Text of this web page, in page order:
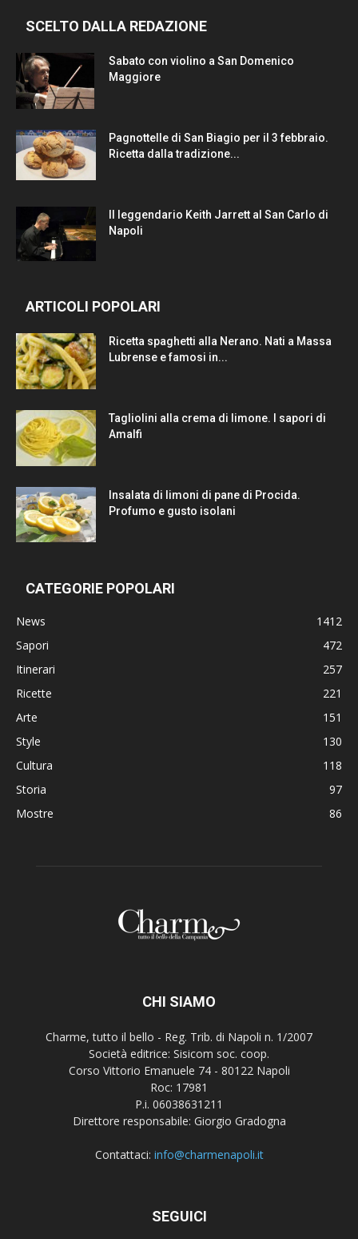
SCELTO DALLA REDAZIONE
Sabato con violino a San Domenico
Maggiore
Pagnottelle di San Biagio per il 3 febbraio.
Ricetta dalla tradizione...
Il leggendario Keith Jarrett al San Carlo di
Napoli
ARTICOLI POPOLARI
Ricetta spaghetti alla Nerano. Nati a Massa
Lubrense e famosi in...
Tagliolini alla crema di limone. I sapori di
Amalfi
Insalata di limoni di pane di Procida.
Profumo e gusto isolani
CATEGORIE POPOLARI
News
1412
Sapori
472
Itinerari
257
Ricette
221
Arte
151
Style
130
Cultura
118
Storia
97
Mostre
86
CHI SIAMO
Charme, tutto il bello - Reg. Trib. di Napoli n. 1/2007
Società editrice: Sisicom soc. coop.
Corso Vittorio Emanuele 74 - 80122 Napoli
Roc: 17981
P.i. 06038631211
Direttore responsabile: Giorgio Gradogna
Contattaci: info@charmenapoli.it
SEGUICI